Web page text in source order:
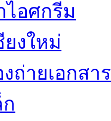
ไอศกรีม
ยงใหม่
งถ่ายเอกสาร